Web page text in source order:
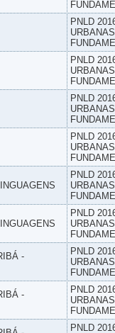
PNLD
PNLD
PNLD
PNLD
PNLD
PNLD
-
PNLD
-
PNLD
PNLD